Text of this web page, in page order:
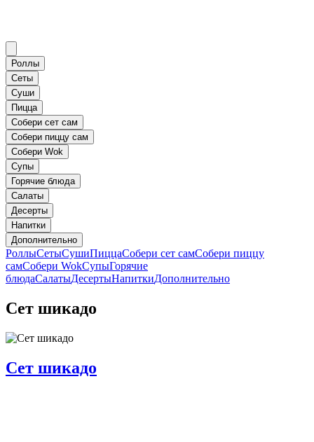
Роллы
Сеты
Суши
Пицца
Собери сет сам
Собери пиццу сам
Собери Wok
Супы
Горячие блюда
Салаты
Десерты
Напитки
Дополнительно
РоллыСетыСушиПиццаСобери сет самСобери пиццу
самСобери WokСупыГорячие
блюдаСалатыДесертыНапиткиДополнительно
Сет шикадо
Сет шикадо